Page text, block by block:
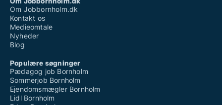
Om Jobbornholm.dk
Kontakt os
Medieomtale
Nyheder
Blog
Populære søgninger
Pædagog job Bornholm
Sommerjob Bornholm
Ejendomsmægler Bornholm
Lidl Bornholm